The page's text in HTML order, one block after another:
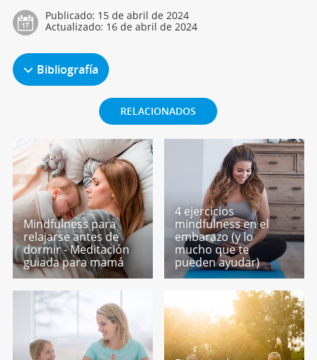
Publicado: 15 de abril de 2024
Actualizado: 16 de abril de 2024
Bibliografía
RELACIONADOS
Mindfulness para
relajarse antes de
dormir - Meditación
guiada para mamá
4 ejercicios
mindfulness en el
embarazo (y lo
mucho que te
pueden ayudar)